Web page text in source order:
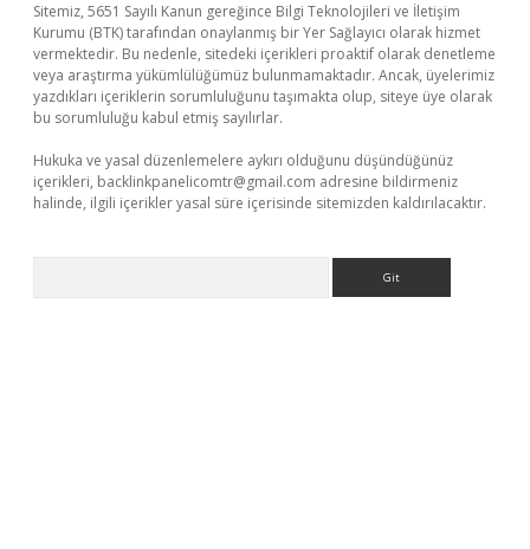
Sitemiz, 5651 Sayılı Kanun gereğince Bilgi Teknolojileri ve İletişim
Kurumu (BTK) tarafından onaylanmış bir Yer Sağlayıcı olarak hizmet
vermektedir. Bu nedenle, sitedeki içerikleri proaktif olarak denetleme
veya araştırma yükümlülüğümüz bulunmamaktadır. Ancak, üyelerimiz
yazdıkları içeriklerin sorumluluğunu taşımakta olup, siteye üye olarak
bu sorumluluğu kabul etmiş sayılırlar.
Hukuka ve yasal düzenlemelere aykırı olduğunu düşündüğünüz
içerikleri, backlinkpanelicomtr@gmail.com adresine bildirmeniz
halinde, ilgili içerikler yasal süre içerisinde sitemizden kaldırılacaktır.